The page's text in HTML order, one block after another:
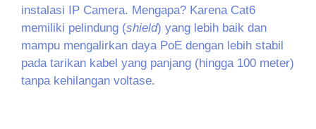
instalasi IP Camera. Mengapa? Karena Cat6
memiliki pelindung (shield) yang lebih baik dan
mampu mengalirkan daya PoE dengan lebih stabil
pada tarikan kabel yang panjang (hingga 100 meter)
tanpa kehilangan voltase.